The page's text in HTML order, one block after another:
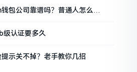
包公司靠谱吗？普通人怎么避
认证要多久
示关不掉？老手教你几招